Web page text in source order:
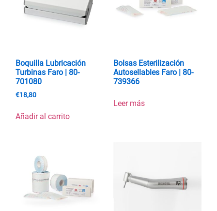
Boquilla Lubricación
Turbinas Faro | 80-
701080
€18,80
Añadir al carrito
Bolsas Esterilización
Autosellables Faro | 80-
739366
Leer más